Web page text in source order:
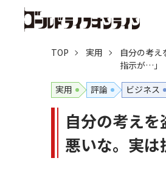
TOP 実用
自分の考
指示が…」
実用
評論 ビジネス
自分の考え
悪いな。実は